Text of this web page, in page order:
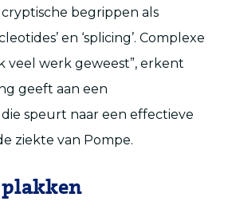
begrippen als
en ‘splicing’. Complexe
veel werk geweest”, erkent
geeft aan een
speurt naar een effectieve
ziekte van Pompe.